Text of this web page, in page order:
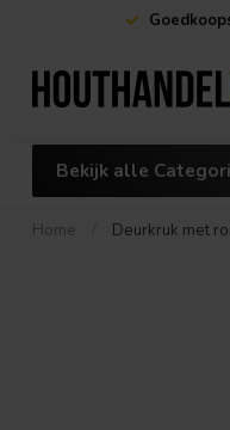
Bekijk alle
Home Deurkruk met